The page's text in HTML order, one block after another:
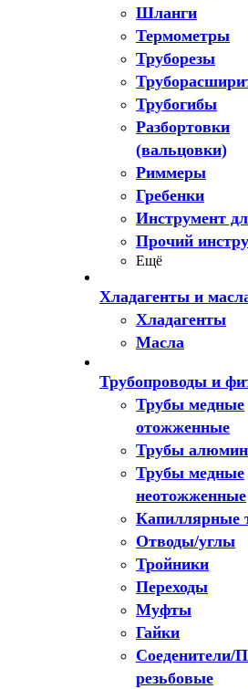
Шланги
Термометры
Труборезы
Трубогибы
Разбортовки
(вальцовки)
Риммеры
Гребенки
Инструмент
Прочий
Ещё
Хладагенты и
Хладагенты
Масла
Трубопроводы и
Трубы медные
отожженные
Трубы
Трубы медные
неотожженные
Капиллярные
Отводы/углы
Тройники
Переходы
Муфты
Гайки
Соеденители/
резьбовые